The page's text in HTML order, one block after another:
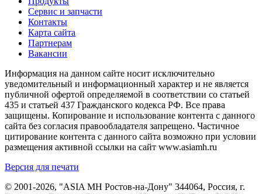
Сервис и запчасти
Контакты
Карта сайта
Партнерам
Вакансии
Информация на данном сайте носит исключительно
уведомительный и информационный характер и не является
публичной офертой определяемой в соответствии со статьей
435 и статьей 437 Гражданского кодекса РФ. Все права
защищены. Копирование и использование контента с данного
сайта без согласия правообладателя запрещено. Частичное
цитирование контента с данного сайта возможно при условии
размещения активной ссылки на сайт www.asiamh.ru
Версия для печати
© 2001-2026, "ASIA MH Ростов-на-Дону" 344064, Россия, г.